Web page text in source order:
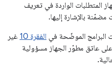
الواردة في تعريف
بالإشارة إليها.
الموضّحة فيالفقرة 10
غير
مطوّر الجهاز مسؤولية